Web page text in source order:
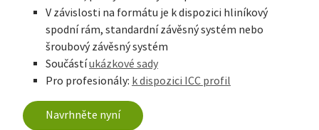
V závislosti na formátu je k dispozici hliníkový
spodní rám, standardní závěsný systém nebo
šroubový závěsný systém
Součástíukázkové sady
Pro profesionály: k dispozici ICC profil
Navrhněte nyní